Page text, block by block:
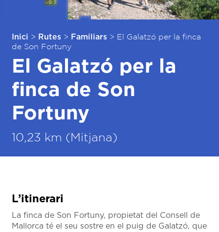
Inici > Rutes > Familiars > El Galatzó per la finca
de Son Fortuny
El Galatzó per la
finca de Son
Fortuny
10,23 km (Mitjana)
L’itinerari
La finca de Son Fortuny, propietat del Consell de
Mallorca té el seu sostre en el puig de Galatzó, que